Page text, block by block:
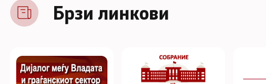
Брзи линкови